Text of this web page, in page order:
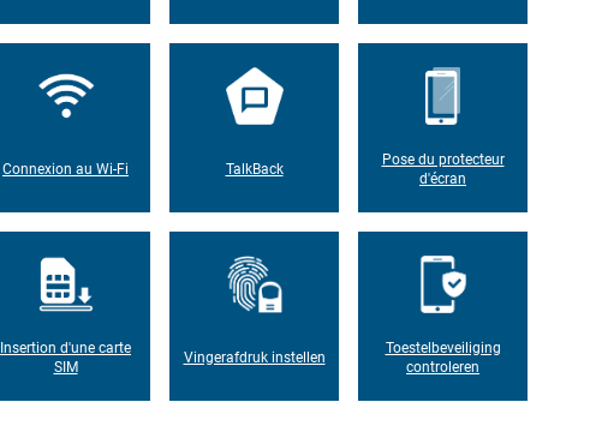
Connexion au Wi-Fi TalkBack
Pose du protecteur
d'écran
Insertion d'une carte
SIM
Vingerafdruk instellen
Toestelbeveiliging
controleren